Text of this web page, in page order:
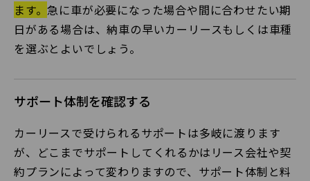
ます。急に車が必要になった場合や間に合わせたい期
日がある場合は、納車の早いカーリースもしくは車種
を選ぶとよいでしょう。
サポート体制を確認する
カーリースで受けられるサポートは多岐に渡ります
が、どこまでサポートしてくれるかはリース会社や契
約プランによって変わりますので、サポート体制と料